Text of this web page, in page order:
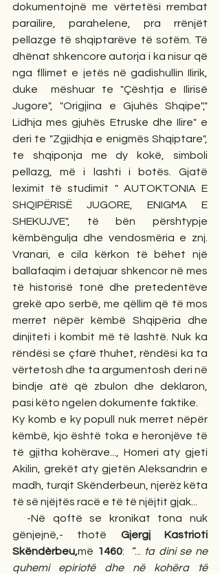
dokumentojnë me vërtetësi rrembat
parailire, parahelene, pra rrënjët
pellazge të shqiptarëve të sotëm. Të
dhënat shkencore autorja i ka nisur që
nga fllimet e jetës në gadishullin Ilirik,
duke  mëshuar te "Çështja e Ilirisë
Jugore", "Origjina e Gjuhës Shqipe","
Lidhja mes gjuhës Etruske dhe Ilire" e
deri te "Zgjidhja e enigmës Shqiptare",
te shqiponja me dy kokë, simboli
pellazg, më i lashti i botës. Gjatë
leximit të studimit " AUTOKTONIA E
SHQIPËRISË JUGORE, ENIGMA E
SHEKUJVE", të bën përshtypje
këmbëngulja dhe vendosmëria e znj.
Vranari, e cila kërkon të bëhet një
ballafaqim i detajuar shkencor në mes
të historisë tonë dhe pretedentëve
grekë apo serbë, me qëllim që të mos
merret nëpër këmbë Shqipëria dhe
dinjiteti i kombit më të lashtë. Nuk ka
rëndësi se çfarë thuhet, rëndësi ka ta
vërtetosh dhe ta argumentosh deri në
bindje atë që zbulon dhe deklaron,
pasi këto ngelen dokumente faktike.
Ky komb e ky popull nuk merret nëpër
këmbë, kjo është toka e heronjëve të
të gjitha kohërave..., Homeri aty gjeti
Akilin, grekët aty gjetën Aleksandrin e
madh, turqit Skënderbeun, njerëz këta
të së njëjtës racë e të të njëjtit gjak...
gënjejnë,- thotë Gjergj Kastrioti
Skëndèrbeu,më 1460:  “...
ta dini se ne
quhemi epiriotë dhe në kohëra të